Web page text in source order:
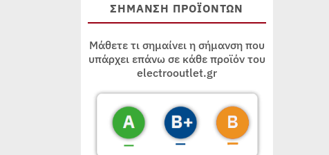
ΣΗΜΑΝΣΗ ΠΡΟΪΟΝΤΩΝ
Μάθετε τι σημαίνει η σήμανση που
υπάρχει επάνω σε κάθε προϊόν του
electrooutlet.gr